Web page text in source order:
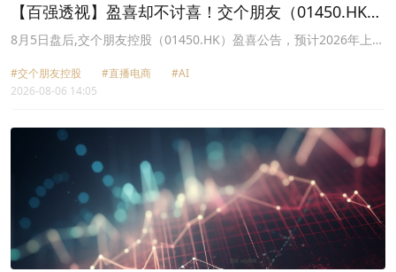
【百强透视】盈喜却不讨喜！交个朋友（01450.HK）
跌超3%
8月5日盘后,交个朋友控股（01450.HK）盈喜公告，预计2026年上半
获得更多投资者驻足。
#交个朋友控股 #直播电商
#AI
2026-08-06 14:05